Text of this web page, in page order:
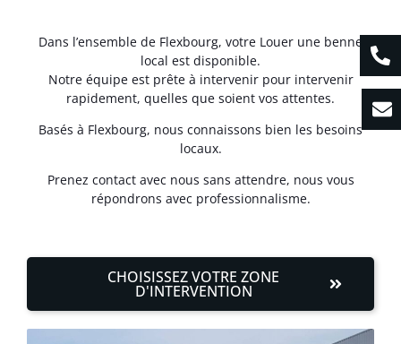
Dans l’ensemble de Flexbourg, votre Louer une benne
local est disponible.
Notre équipe est prête à intervenir pour intervenir
rapidement, quelles que soient vos attentes.
Basés à Flexbourg, nous connaissons bien les besoins
locaux.
Prenez contact avec nous sans attendre, nous vous
répondrons avec professionnalisme.
CHOISISSEZ VOTRE ZONE
D'INTERVENTION